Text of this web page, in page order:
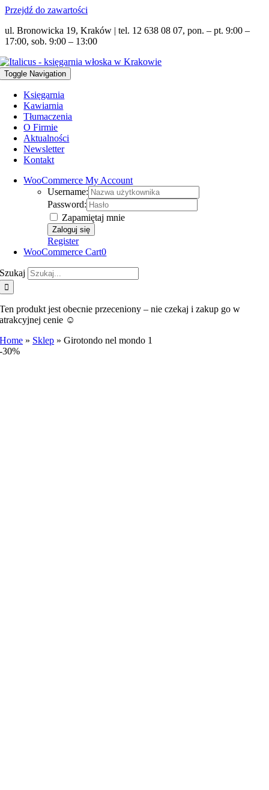
Przejdź do zawartości
ul. Bronowicka 19, Kraków | tel. 12 638 08 07, pon. – pt. 9:00 –
17:00, sob. 9:00 – 13:00
Toggle Navigation
Księgarnia
Kawiarnia
Tłumaczenia
O Firmie
Aktualności
Newsletter
Kontakt
WooCommerce My Account
Username:
Password:
Zapamiętaj mnie
Register
WooCommerce Cart0
Szukaj
Ten produkt jest obecnie przeceniony – nie czekaj i zakup go w
atrakcyjnej cenie ☺️
Home » Sklep »Girotondo nel mondo 1
-30%